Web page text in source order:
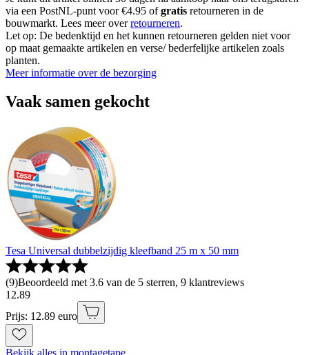
via een PostNL-punt voor €4.95 ofgratis retourneren in de
bouwmarkt. Lees meer overretourneren.
Let op: De bedenktijd en het kunnen retourneren gelden niet voor
op maat gemaakte artikelen en verse/ bederfelijke artikelen zoals
planten.
Meer informatie over de bezorging
Vaak samen gekocht
Tesa Universal dubbelzijdig kleefband 25 m x 50 mm
(9)Beoordeeld met 3.6 van de 5 sterren, 9 klantreviews
12.89
Prijs: 12.89 euro